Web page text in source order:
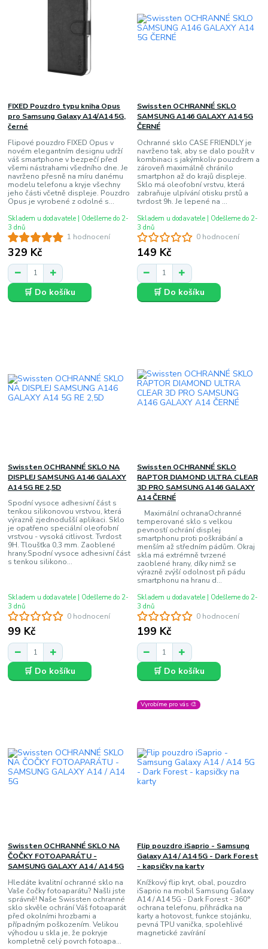
1 hodnocení
FIXED Pouzdro typu kniha Opus
pro Samsung Galaxy A14/A14 5G,
černé
Flipové pouzdro FIXED Opus v
novém elegantním designu udrží
váš smartphone v bezpečí před
všemi nástrahami všedního dne. Je
navrženo přesně na míru danému
modelu telefonu a kryje všechny
jeho části včetně displeje. Pouzdro
Opus je vyrobené z odolné s...
329 Kč
Skladem u dodavatele | Odešleme do 2-
3 dnů
🛒 Do košíku
0 hodnocení
Swissten OCHRANNÉ SKLO
SAMSUNG A146 GALAXY A14 5G
ČERNÉ
Ochranné sklo CASE FRIENDLY je
navrženo tak, aby se dalo použít v
kombinaci s jakýmkoliv pouzdrem a
zároveň maximálně chránilo
smartphon až do krajů displeje.
Sklo má oleofobní vrstvu, která
zabraňuje ulpívání otisku prstů a
tvrdost 9h. Je lepené na ...
149 Kč
Skladem u dodavatele | Odešleme do 2-
3 dnů
🛒 Do košíku
0 hodnocení
Swissten OCHRANNÉ SKLO NA
DISPLEJ SAMSUNG A146 GALAXY
A14 5G RE 2,5D
Spodní vysoce adhesivní část s
tenkou silikonovou vrstvou, která
výrazně zjednodušší aplikaci. Sklo
je opatřeno speciální oleofobní
vrstvou - vysoká citlivost. Tvrdost
9H. Tloušťka 0,3 mm. Zaoblené
hrany.Spodní vysoce adhesivní část
s tenkou silikono...
99 Kč
Skladem u dodavatele | Odešleme do 2-
3 dnů
🛒 Do košíku
0 hodnocení
Swissten OCHRANNÉ SKLO
RAPTOR DIAMOND ULTRA CLEAR
3D PRO SAMSUNG A146 GALAXY
A14 ČERNÉ
Maximální ochranaOchranné
temperované sklo s velkou
pevností ochrání displej
smartphonu proti poškrábání a
menším až středním pádům. Okraj
skla má extrémně tvrzené
zaoblené hrany, díky nimž se
výrazně zvýší odolnost při pádu
smartphonu na hranu d...
199 Kč
Skladem u dodavatele | Odešleme do 2-
3 dnů
🛒 Do košíku
Swissten OCHRANNÉ SKLO NA
ČOČKY FOTOAPARÁTU -
SAMSUNG GALAXY A14 / A14 5G
Hledáte kvalitní ochranné sklo na
Vaše čočky fotoaparátu? Našli jste
správně! Naše Swissten ochranné
sklo skvěle ochrání Váš fotoaparát
před okolními hrozbami a
případným poškozením. Velikou
výhodou u skla je, že pokryje
kompletně celý povrch fotoapa...
Vyrobíme pro vás 🎨
Flip pouzdro iSaprio - Samsung
Galaxy A14 / A14 5G - Dark Forest
- kapsičky na karty
Knížkový flip kryt, obal, pouzdro
iSaprio na mobil Samsung Galaxy
A14 / A14 5G - Dark Forest - 360°
ochrana telefonu, přihrádka na
karty a hotovost, funkce stojánku,
pevná TPU vanička, spolehlivé
magnetické zavírání